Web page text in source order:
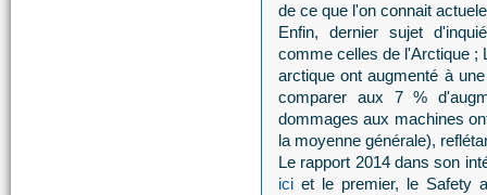
de ce que l'on connait
Enfin, dernier sujet
comme celles de l'Arctique ;
arctique ont augmenté à
comparer aux 7 %
dommages aux machines
la moyenne générale),
Le rapport 2014 dans son
ici et le premier, le Safety